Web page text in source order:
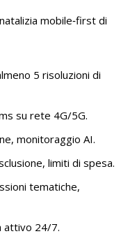
mobile‑first di
5 risoluzioni di
su rete 4G/5G.
monitoraggio AI.
limiti di spesa.
tematiche,
attivo 24/7.